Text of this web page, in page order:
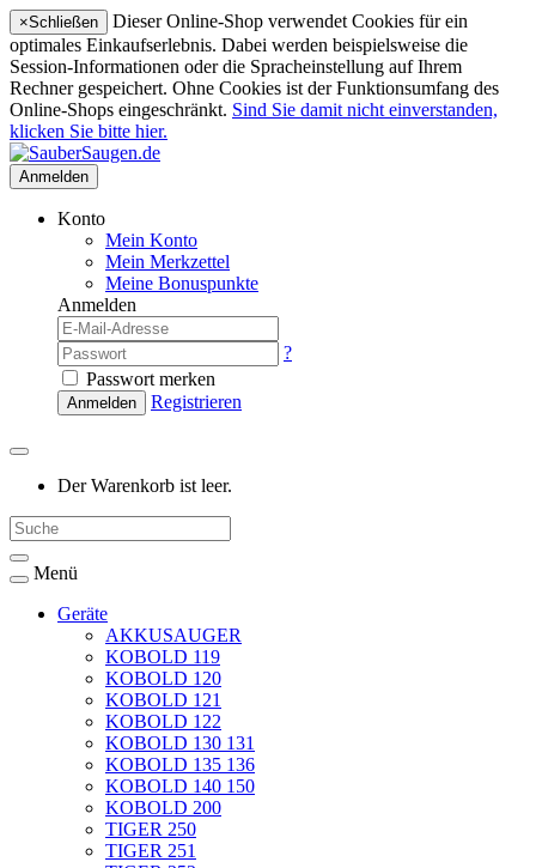
×Schließen
Dieser Online-Shop verwendet Cookies für ein
optimales Einkaufserlebnis. Dabei werden beispielsweise die
Session-Informationen oder die Spracheinstellung auf Ihrem
Rechner gespeichert. Ohne Cookies ist der Funktionsumfang des
Online-Shops eingeschränkt. Sind Sie damit nicht einverstanden,
klicken Sie bitte hier.
Anmelden
Konto
Mein Konto
Mein Merkzettel
Meine Bonuspunkte
Anmelden
?
Passwort merken
Anmelden Registrieren
Der Warenkorb ist leer.
Menü
Geräte
AKKUSAUGER
KOBOLD 119
KOBOLD 120
KOBOLD 121
KOBOLD 122
KOBOLD 130 131
KOBOLD 135 136
KOBOLD 140 150
KOBOLD 200
TIGER 250
TIGER 251